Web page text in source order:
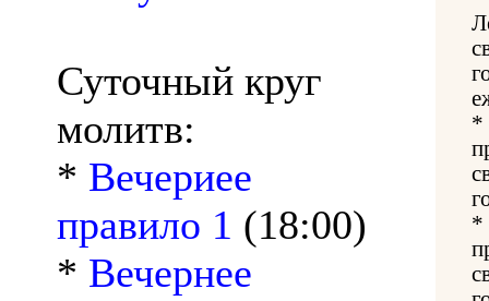
Суточный круг
молитв:
* Вечериее
правило 1 (18:00)
* Вечернее
*
*